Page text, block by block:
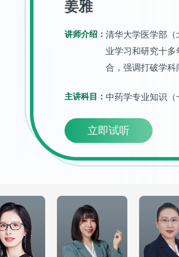
姜雅
讲师介绍： 清华大学医学部
业学习和研究十
合，强调打破学
受广大考生的好评
主讲科目： 中药学专业知识
立即试听